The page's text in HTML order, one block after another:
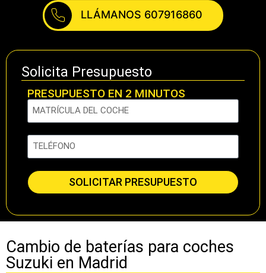
LLÁMANOS 607916860
Solicita Presupuesto
PRESUPUESTO EN 2 MINUTOS
SOLICITAR PRESUPUESTO
Cambio de baterías para coches
Suzuki en Madrid